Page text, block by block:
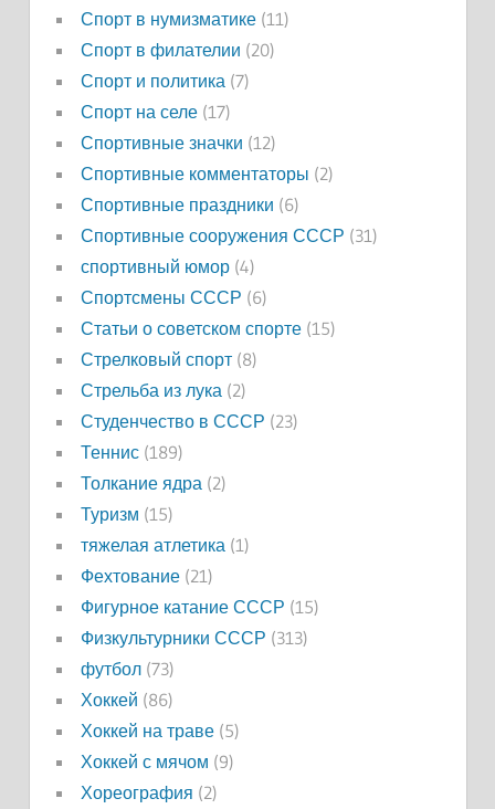
Спорт в нумизматике(11)
Спорт в филателии (20)
Спорт и политика (7)
Спорт на селе(17)
Спортивные значки (12)
Спортивные комментаторы (2)
Спортивные праздники (6)
Спортивные сооружения СССР (31)
спортивный юмор(4)
Спортсмены СССР (6)
Статьи о советском спорте(15)
Стрелковый спорт(8)
Стрельба из лука (2)
Студенчество в СССР (23)
Теннис(189)
Толкание ядра (2)
Туризм (15)
тяжелая атлетика (1)
Фехтование(21)
Фигурное катание СССР (15)
Физкультурники СССР (313)
футбол(73)
Хоккей (86)
Хоккей на траве(5)
Хоккей с мячом (9)
Хореография (2)